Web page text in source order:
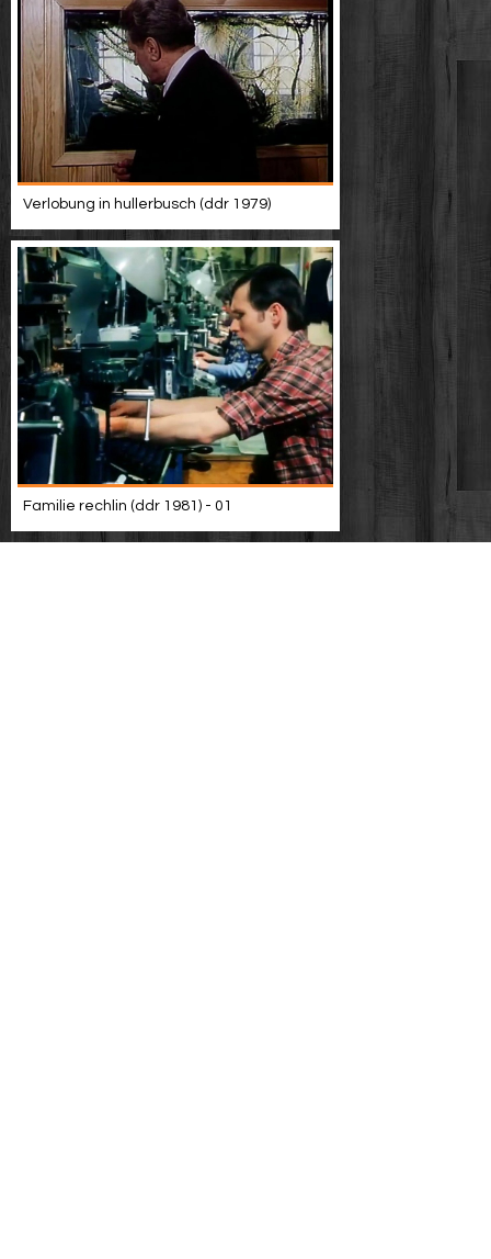
Verlobung in hullerbusch (ddr 1979)
Familie rechlin (ddr 1981) - 01